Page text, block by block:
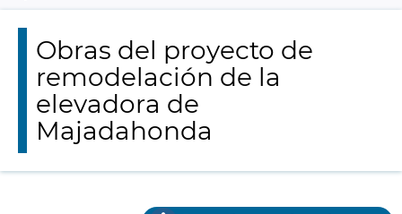
Obras del proyecto de
remodelación de la
elevadora de
Majadahonda